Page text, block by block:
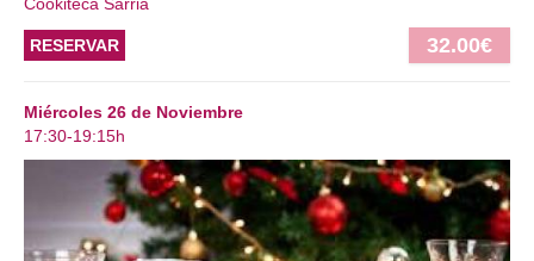
RESERVAR 32.00€
Miércoles 26 de Noviembre
17:30-19:15h